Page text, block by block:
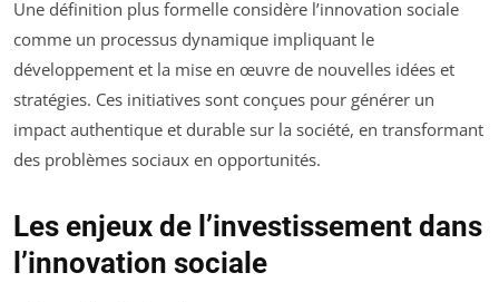
Une définition plus formelle considère l’innovation sociale
comme un processus dynamique impliquant le
développement et la mise en œuvre de nouvelles idées et
stratégies. Ces initiatives sont conçues pour générer un
impact authentique et durable sur la société, en transformant
des problèmes sociaux en opportunités.
Les enjeux de l’investissement dans
l’innovation sociale